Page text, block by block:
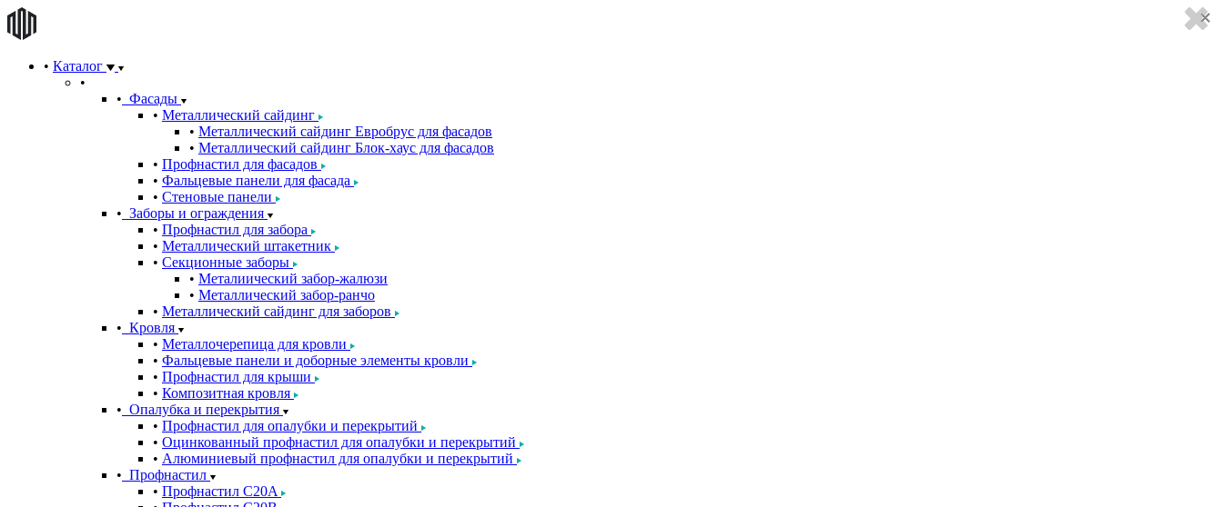
Каталог
Фасады
Металлический сайдинг
Металлический сайдинг Евробрус для фасадов
Металлический сайдинг Блок-хаус для фасадов
Профнастил для фасадов
Фальцевые панели для фасада
Стеновые панели
Заборы и ограждения
Профнастил для забора
Металлический штакетник
Секционные заборы
Металиический забор-жалюзи
Металлический забор-ранчо
Металлический сайдинг для заборов
Кровля
Металлочерепица для кровли
Фальцевые панели и доборные элементы кровли
Профнастил для крыши
Композитная кровля
Опалубка и перекрытия
Профнастил для опалубки и перекрытий
Оцинкованный профнастил для опалубки и перекрытий
Алюминиевый профнастил для опалубки и перекрытий
Профнастил
Профнастил С20A